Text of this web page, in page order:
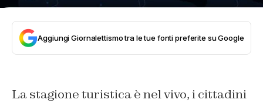
Aggiungi Giornalettismo tra le tue fonti preferite su Google
La stagione turistica è nel vivo, i cittadini